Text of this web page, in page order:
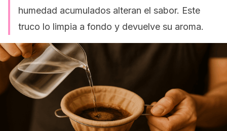
humedad acumulados alteran el sabor. Este
truco lo limpia a fondo y devuelve su aroma.